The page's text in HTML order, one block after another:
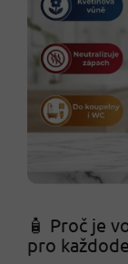
🧴 Proč je
pro